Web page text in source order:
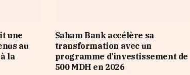
une
au
la
Saham Bank accélère sa
transformation avec un
programme d’investissement de
500 MDH en 2026